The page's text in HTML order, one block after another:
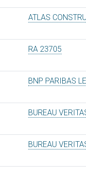
ATLAS
RA 23705
BNP PARIBAS
BUREAU
BUREAU